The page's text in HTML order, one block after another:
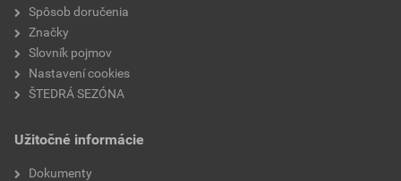
nasiakavosť
prídržnosť
paropriepustnosť
značka
Spôsob doručenia
Značky
Slovník pojmov
Nastavení cookies
ŠTEDRÁ SEZÓNA
Užitočné informácie
Dokumenty